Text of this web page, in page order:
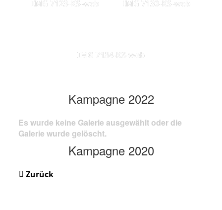
IMG 7123-KS-web IMG 7130-KS-web
IMG 7134-KS-web
Kampagne 2022
Es wurde keine Galerie ausgewählt oder die
Galerie wurde gelöscht.
Kampagne 2020
Zurück